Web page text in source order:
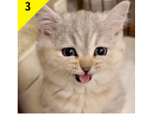
サク🐱ヨ